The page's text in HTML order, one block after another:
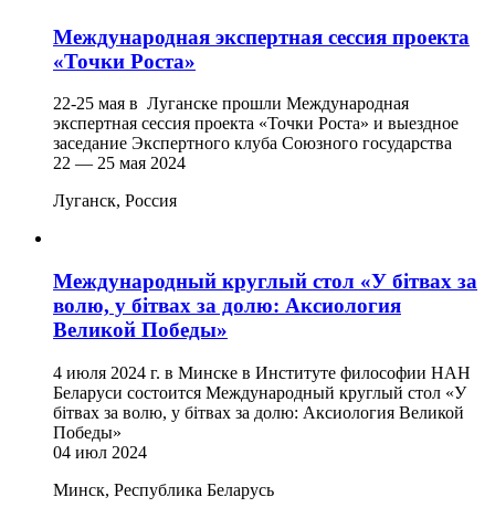
Международная экспертная сессия проекта
«Точки Роста»
22-25 мая в Луганске прошли Международная
экспертная сессия проекта «Точки Роста» и выездное
заседание Экспертного клуба Союзного государства
22 — 25 мая 2024
Луганск, Россия
Международный круглый стол «У бiтвах за
волю, у бiтвах за долю: Аксиология
Великой Победы»
4 июля 2024 г. в Минске в Институте философии НАН
Беларуси состоится Международный круглый стол «У
бiтвах за волю, у бiтвах за долю: Аксиология Великой
Победы»
04 июл 2024
Минск, Республика Беларусь